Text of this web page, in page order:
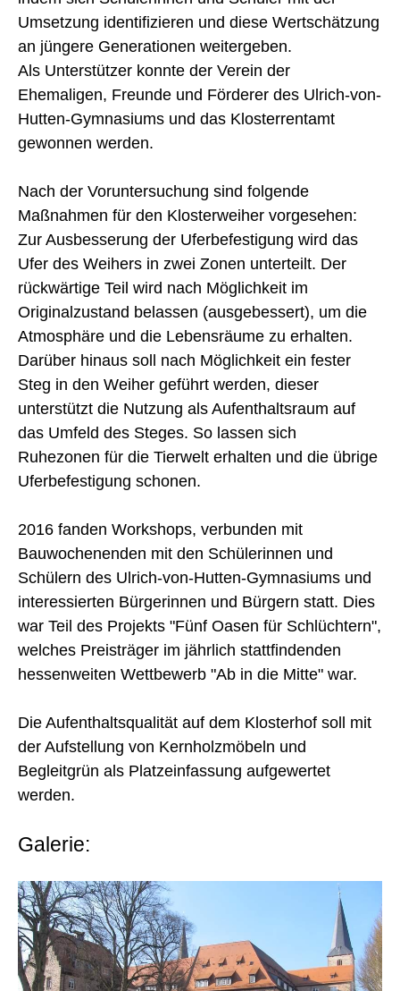
Umsetzung identifizieren und diese Wertschätzung
an jüngere Generationen weitergeben.
Als Unterstützer konnte der Verein der
Ehemaligen, Freunde und Förderer des Ulrich-von-
Hutten-Gymnasiums und das Klosterrentamt
gewonnen werden.
Nach der Voruntersuchung sind folgende
Maßnahmen für den Klosterweiher vorgesehen:
Zur Ausbesserung der Uferbefestigung wird das
Ufer des Weihers in zwei Zonen unterteilt. Der
rückwärtige Teil wird nach Möglichkeit im
Originalzustand belassen (ausgebessert), um die
Atmosphäre und die Lebensräume zu erhalten.
Darüber hinaus soll nach Möglichkeit ein fester
Steg in den Weiher geführt werden, dieser
unterstützt die Nutzung als Aufenthaltsraum auf
das Umfeld des Steges. So lassen sich
Ruhezonen für die Tierwelt erhalten und die übrige
Uferbefestigung schonen.
2016 fanden Workshops, verbunden mit
Bauwochenenden mit den Schülerinnen und
Schülern des Ulrich-von-Hutten-Gymnasiums und
interessierten Bürgerinnen und Bürgern statt. Dies
war Teil des Projekts "Fünf Oasen für Schlüchtern",
welches Preisträger im jährlich stattfindenden
hessenweiten Wettbewerb "Ab in die Mitte" war.
Die Aufenthaltsqualität auf dem Klosterhof soll mit
der Aufstellung von Kernholzmöbeln und
Begleitgrün als Platzeinfassung aufgewertet
werden.
Galerie: